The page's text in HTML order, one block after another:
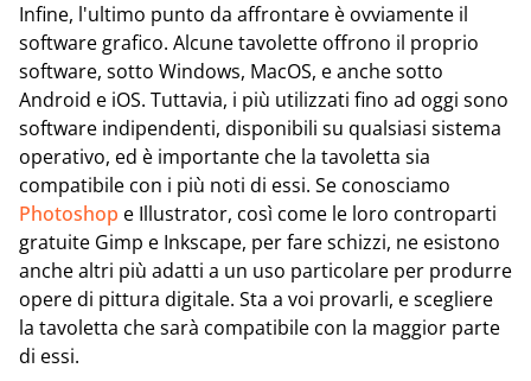
Infine, l'ultimo punto da affrontare è ovviamente il
software grafico. Alcune tavolette offrono il proprio
software, sotto Windows, MacOS, e anche sotto
Android e iOS. Tuttavia, i più utilizzati fino ad oggi sono
software indipendenti, disponibili su qualsiasi sistema
operativo, ed è importante che la tavoletta sia
compatibile con i più noti di essi. Se conosciamo
Photoshop e Illustrator, così come le loro controparti
gratuite Gimp e Inkscape, per fare schizzi, ne esistono
anche altri più adatti a un uso particolare per produrre
opere di pittura digitale. Sta a voi provarli, e scegliere
la tavoletta che sarà compatibile con la maggior parte
di essi.